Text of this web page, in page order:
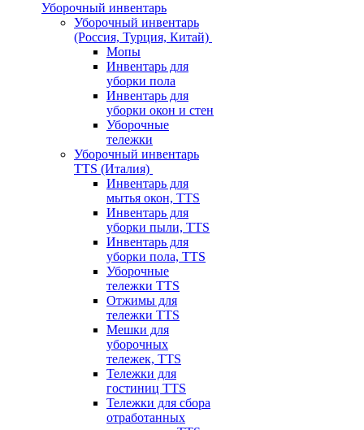
Уборочный инвентарь
Уборочный инвентарь
(Россия, Турция, Китай)
Мопы
Инвентарь для
уборки пола
Инвентарь для
уборки окон и стен
Уборочные
тележки
Уборочный инвентарь
TTS (Италия)
Инвентарь для
мытья окон, TTS
Инвентарь для
уборки пыли, TTS
Инвентарь для
уборки пола, TTS
Уборочные
тележки TTS
Отжимы для
тележки TTS
Мешки для
уборочных
тележек, TTS
Тележки для
гостиниц TTS
Тележки для сбора
отработанных